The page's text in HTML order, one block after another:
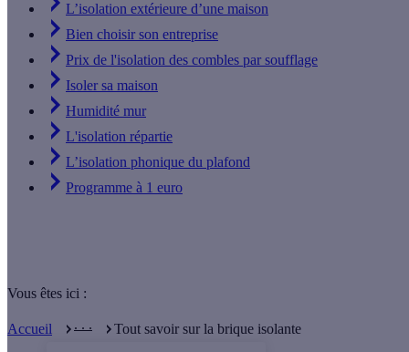
L’isolation extérieure d’une maison
Bien choisir son entreprise
Prix de l'isolation des combles par soufflage
Isoler sa maison
Humidité mur
L'isolation répartie
L’isolation phonique du plafond
Programme à 1 euro
Vous êtes ici :
Accueil . . . Tout savoir sur la brique isolante